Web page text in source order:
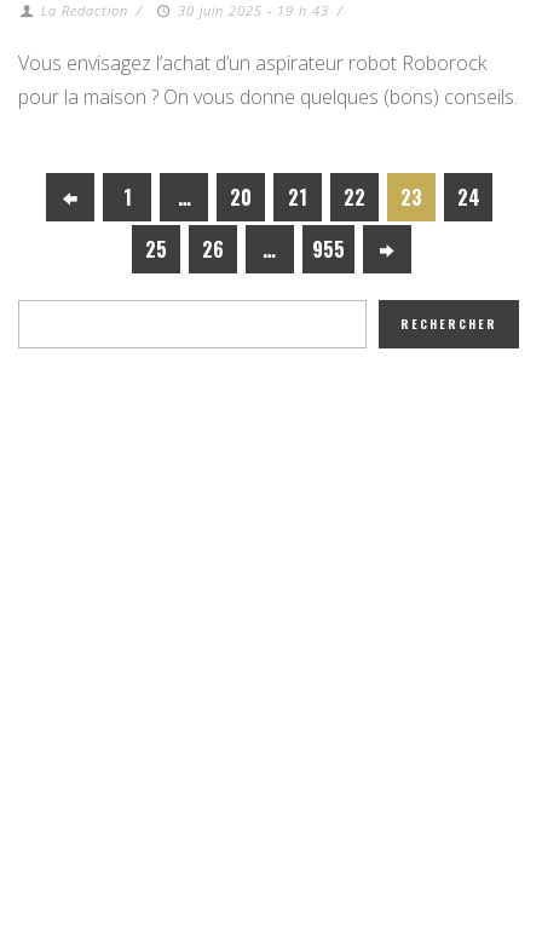
La Redaction / 30 juin 2025 - 19 h 43 /
Vous envisagez l’achat d’un aspirateur robot Roborock
pour la maison ? On vous donne quelques (bons) conseils.
1 … 20 21 22 23
24
25
26 … 955
RECHERCHER